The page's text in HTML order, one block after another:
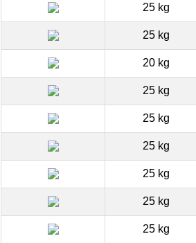
25 kg
25 kg
20 kg
25 kg
25 kg
25 kg
25 kg
25 kg
25 kg